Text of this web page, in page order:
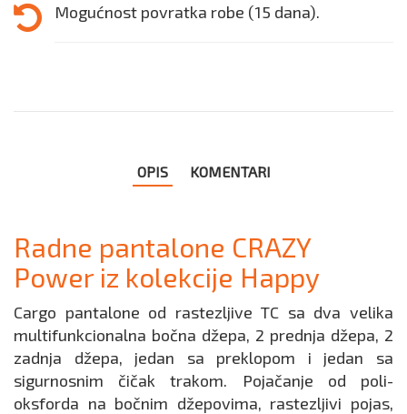
Mogućnost povratka robe (15 dana).
OPIS KOMENTARI
Radne pantalone CRAZY
Power iz kolekcije Happy
Cargo pantalone od rastezljive TC sa dva velika
multifunkcionalna bočna džepa, 2 prednja džepa, 2
zadnja džepa, jedan sa preklopom i jedan sa
sigurnosnim čičak trakom. Pojačanje od poli-
oksforda na bočnim džepovima, rastezljivi pojas,